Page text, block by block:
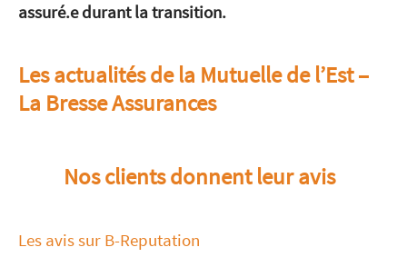
assuré.e durant la transition.
Les actualités de la Mutuelle de l’Est –
La Bresse Assurances
Nos clients donnent leur avis
Les avis sur B-Reputation